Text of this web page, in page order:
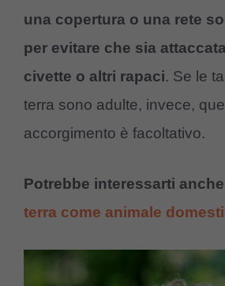
una copertura o una rete
per evitare che sia
civette o altri rapaci. Se le
terra sono adulte, invece,
accorgimento è facoltativo.
Potrebbe interessarti
terra come animale